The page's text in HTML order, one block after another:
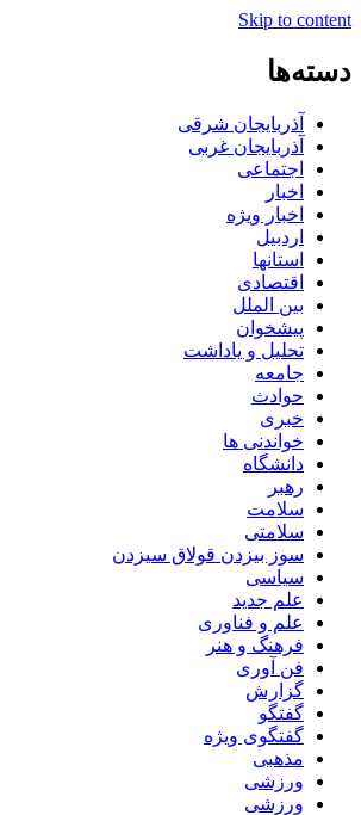
Skip to content
دسته‌ها
آذربایجان شرقی
آذربایجان غربی
اجتماعی
اخبار
اخبار ویژه
اردبیل
استانها
اقتصادی
بین الملل
پیشخوان
تحلیل و یاداشت
جامعه
حوادث
خبری
خواندنی ها
دانشگاه
رهبر
سلامت
سلامتی
سوز بیزدن قولاق سیزدن
سیاسی
علم جدید
علم و فناوری
فرهنگ و هنر
فن آوری
گزارش
گفتگو
گفتگوی ویژه
مذهبی
ورزشی
ورزشی